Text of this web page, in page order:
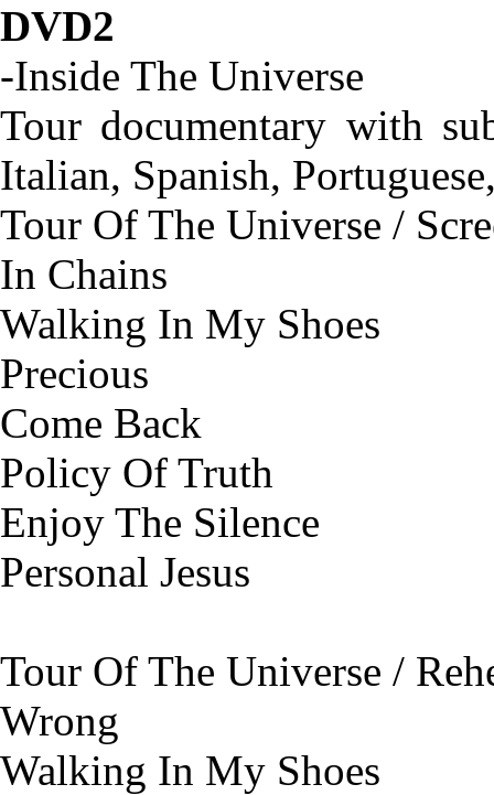
DVD2
-Inside The Universe
Tour documentary with
Italian, Spanish,
Tour Of The Universe /
In Chains
Walking In My Shoes
Precious
Come Back
Policy Of Truth
Enjoy The Silence
Personal Jesus
Tour Of The Universe /
Wrong
Walking In My Shoes